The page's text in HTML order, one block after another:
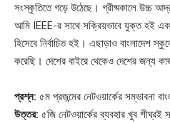
সংস্কৃতিতে গড়ে উঠেছে। গ্রীষ্মকালে উচ্চ
আমি IEEE-র সাথে সক্রিয়ভাবে যুক্ত হই
হিসেবে নির্বাচিত হই। এছাড়াও বাংলাদেশ
করেছি। দেশের বাইরে থেকেও দেশের জন্য
প্রশ্ন: ৫ম প্রজন্মের নেটওয়ার্কের সম্ভাবনা
উত্তর: ৫জি নেটওয়ার্কের ব্যবহার খুব